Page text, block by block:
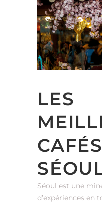
LES
Séoul est une
d’expériences en